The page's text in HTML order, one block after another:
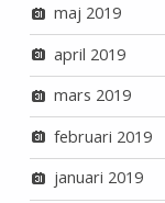
maj 2019
april 2019
mars 2019
februari 2019
januari 2019